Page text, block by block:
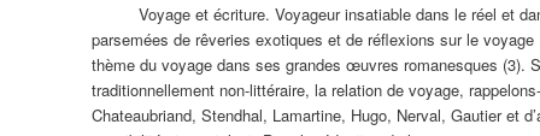
Voyage et écriture. Voyageur insatiable dans le réel et
parsemées de rêveries exotiques et de réflexions sur le
thème du voyage dans ses grandes œuvres romanesques (3).
traditionnellement non-littéraire, la relation de voyage,
Chateaubriand, Stendhal, Lamartine, Hugo, Nerval, Gautier et